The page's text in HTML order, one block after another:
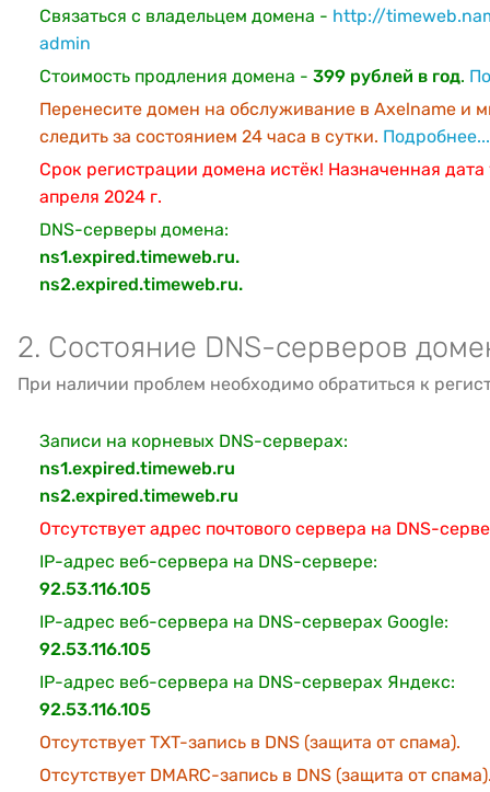
Связаться с владельцем домена - http://
admin
Стоимость продления домена - 399 рублей в год.
Перенесите домен на обслуживание в Axelname и
следить за состоянием 24 часа в сутки. Подробнее...
Срок регистрации домена истёк! Назначенная
апреля 2024 г.
DNS-серверы домена:
ns1.expired.timeweb.ru.
ns2.expired.timeweb.ru.
2. Состояние DNS-серверов
При наличии проблем необходимо обратиться к
Записи на корневых DNS-серверах:
ns1.expired.timeweb.ru
ns2.expired.timeweb.ru
Отсутствует адрес почтового сервера на DNS-
IP-адрес веб-сервера на DNS-сервере:
92.53.116.105
IP-адрес веб-сервера на DNS-серверах Google:
92.53.116.105
IP-адрес веб-сервера на DNS-серверах Яндекс:
92.53.116.105
Отсутствует TXT-запись в DNS (защита от спама).
Отсутствует DMARC-запись в DNS (защита от